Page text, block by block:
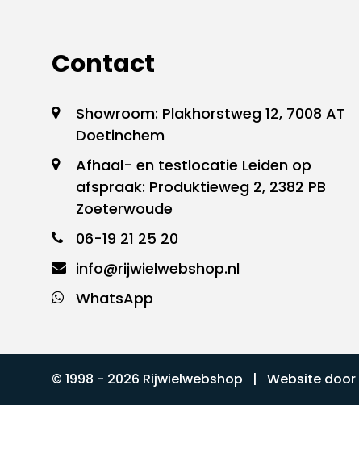
Contact
Showroom: Plakhorstweg 12, 7008 AT
Doetinchem
Afhaal- en testlocatie Leiden op
afspraak: Produktieweg 2, 2382 PB
Zoeterwoude
06-19 21 25 20
info@rijwielwebshop.nl
WhatsApp
© 1998 - 2026 Rijwielwebshop | Website door